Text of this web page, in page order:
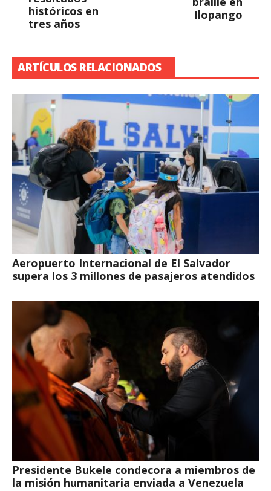
históricos en
tres años
Ilopango
ARTÍCULOS RELACIONADOS
Aeropuerto Internacional de El Salvador
supera los 3 millones de pasajeros atendidos
Presidente Bukele condecora a miembros de
la misión humanitaria enviada a Venezuela